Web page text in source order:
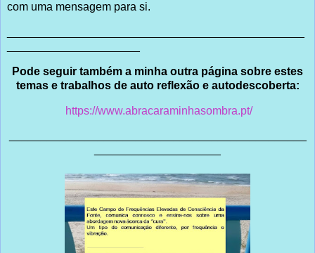
com uma mensagem para si.
Pode seguir também a minha outra página sobre estes
temas e trabalhos de auto reflexão e autodescoberta:
https://www.abracaraminhasombra.pt/